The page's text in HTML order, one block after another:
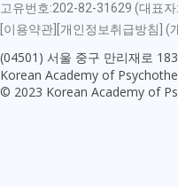
고유번호:202-82-31629 (대표
[이용약관][개인정보취급방침] (
(04501) 서울 중구 만리재로
Korean Academy of
© 2023 Korean Academy of